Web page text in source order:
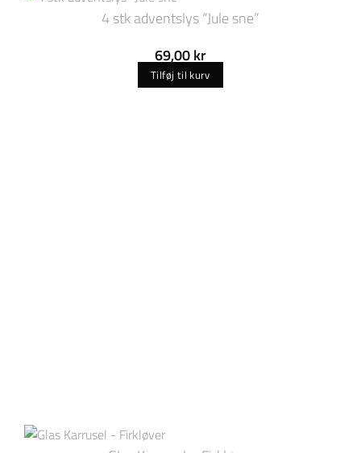
4 stk adventslys “Jule sne”
69,00kr
Tilføj til kurv